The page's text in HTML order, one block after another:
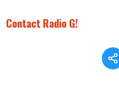
Contact Radio G!